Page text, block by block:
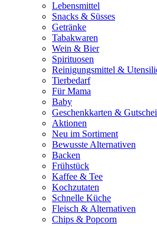
Lebensmittel
Snacks & Süsses
Getränke
Tabakwaren
Wein & Bier
Spirituosen
Reinigungsmittel &
Tierbedarf
Für Mama
Baby
Geschenkkarten &
Aktionen
Neu im Sortiment
Bewusste Alternativen
Backen
Frühstück
Kaffee & Tee
Kochzutaten
Schnelle Küche
Fleisch & Alternativen
Chips & Popcorn